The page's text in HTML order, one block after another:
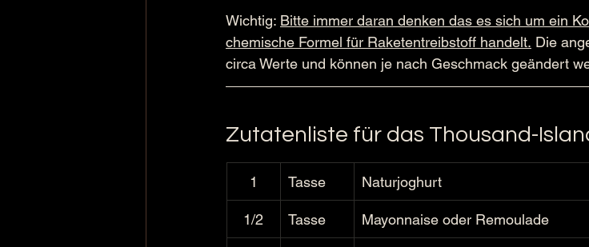
Wichtig: Bitte immer daran denken das es sich um ein
chemische Formel für Raketentreibstoff handelt. Die
circa Werte und können je nach Geschmack geändert
Zutatenliste für das Thousand-
1 Tasse Naturjoghurt
1/2 Tasse Mayonnaise oder Remoulade